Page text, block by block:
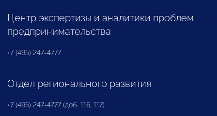
Центр экспертизы и аналитики проблем
предпринимательства
+7 (495) 247-4777
Отдел регионального развития
+7 (495) 247-4777 (доб. 116, 117)